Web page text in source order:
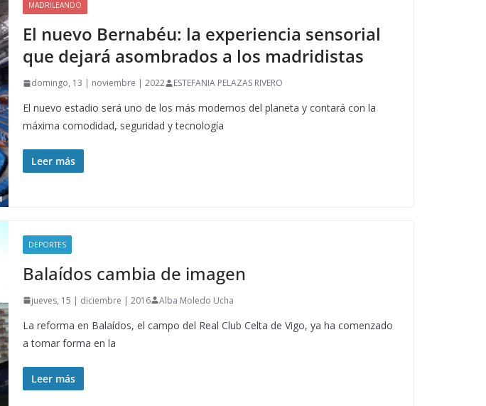
MADRILEANDO
El nuevo Bernabéu: la experiencia sensorial
que dejará asombrados a los madridistas
domingo, 13 | noviembre | 2022 ESTEFANIA PELAZAS RIVERO
El nuevo estadio será uno de los más modernos del planeta y contará con la
máxima comodidad, seguridad y tecnología
Leer más
DEPORTES
Balaídos cambia de imagen
jueves, 15 | diciembre | 2016 Alba Moledo Ucha
La reforma en Balaídos, el campo del Real Club Celta de Vigo, ya ha comenzado
a tomar forma en la
Leer más